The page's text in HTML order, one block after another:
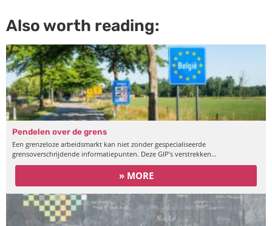
Also worth reading:
Pendelen over de grens
Een grenzeloze arbeidsmarkt kan niet zonder gespecialiseerde
grensoverschrijdende informatiepunten. Deze GIP’s verstrekken…
» MORE